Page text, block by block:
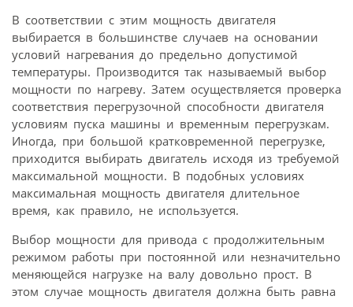
В соответствии с этим мощность двигателя
выбирается в большинстве случаев на основании
условий нагревания до предельно допустимой
температуры. Производится так называемый выбор
мощности по нагреву. Затем осуществляется проверка
соответствия перегрузочной способности двигателя
условиям пуска машины и временным перегрузкам.
Иногда, при большой кратковременной перегрузке,
приходится выбирать двигатель исходя из требуемой
максимальной мощности. В подобных условиях
максимальная мощность двигателя длительное
время, как правило, не используется.
Выбор мощности для привода с продолжительным
режимом работы при постоянной или незначительно
меняющейся нагрузке на валу довольно прост. В
этом случае мощность двигателя должна быть равна